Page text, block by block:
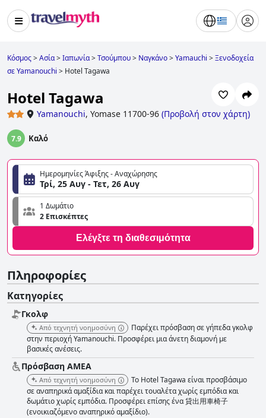
Κόσμος>Ασία>Ιαπωνία>Τσούμπου> Ναγκάνο>Yamauchi >Ξενοδοχεία
σε Yamanouchi > Hotel Tagawa
Hotel Tagawa
Yamanouchi, Yomase 11700-96 (Προβολή στον χάρτη)
7.9 Καλό
Ημερομηνίες Άφιξης - Αναχώρησης
Τρί, 25 Αυγ - Τετ, 26 Αυγ
1 Δωμάτιο
2 Επισκέπτες
Ελέγξτε τη διαθεσιμότητα
Πληροφορίες
Κατηγορίες
Γκολφ
Από τεχνητή νοημοσύνη
Παρέχει πρόσβαση σε γήπεδα γκολφ
στην περιοχή Yamanouchi. Προσφέρει μια άνετη διαμονή με
βασικές ανέσεις.
Πρόσβαση ΑΜΕΑ
Από τεχνητή νοημοσύνη
Το Hotel Tagawa είναι προσβάσιμο
σε αναπηρικά αμαξίδια και παρέχει τουαλέτα χωρίς εμπόδια και
δωμάτιο χωρίς εμπόδια. Προσφέρει επίσης ένα 貸出用車椅子
(ενοικιαζόμενο αναπηρικό αμαξίδιο).